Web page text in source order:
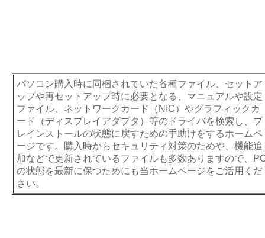
パソコン購入時に同梱されていた各種ファイル、セットア
ップや再セットアップ時に必要となる、マニュアルや設定
ファイル、ネットワークカード（NIC）やグラフィックカ
ード（ディスプレイアダプタ）等のドライバを検索し、プ
レインストールの状態に戻すための手助けをするホームペ
ージです。購入時からセキュリティ対策のためや、機能追
加などで更新されているファイルも多数ありますので、
の状態を最新に保つためにも当ホームページをご活用くだ
さい。